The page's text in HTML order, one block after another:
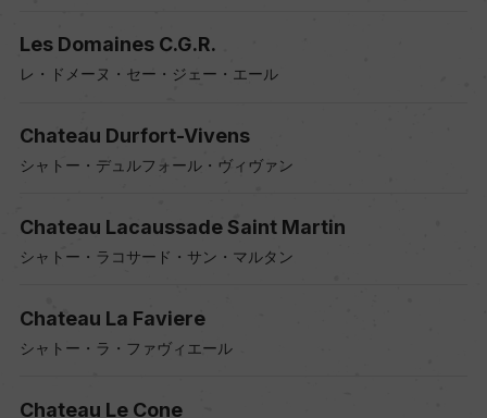
Les Domaines C.G.R.
レ・ドメーヌ・セー・ジェー・エール
Chateau Durfort-Vivens
シャトー・デュルフォール・ヴィヴァン
Chateau Lacaussade Saint Martin
シャトー・ラコサード・サン・マルタン
Chateau La Faviere
シャトー・ラ・ファヴィエール
Chateau Le Cone